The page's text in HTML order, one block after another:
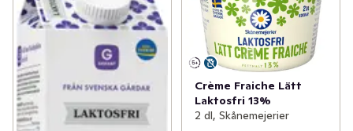
Crème Fraiche Lätt
Laktosfri 13%
2 dl, Skånemejerier